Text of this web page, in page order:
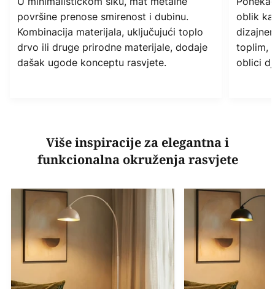
površine prenose smirenost i dubinu.
Kombinacija materijala, uključujući toplo
drvo ili druge prirodne materijale, dodaje
dašak ugode konceptu rasvjete.
oblik
toplim,
oblici
Više inspiracije za elegantna i
funkcionalna okruženja rasvjete